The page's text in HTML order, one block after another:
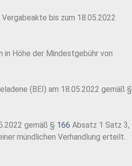
bis zum 18.05.2022
in Höhe der Mindestgebühr von
(BEI) am 18.05.2022 gemäß §
gemäß § 166 Absatz 1 Satz 3,
mündlichen Verhandlung erteilt.